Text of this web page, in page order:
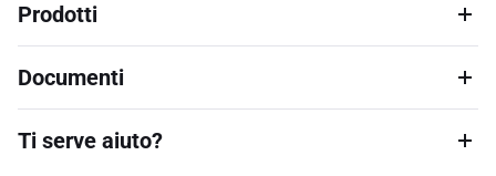
Prodotti
Documenti
Ti serve aiuto?